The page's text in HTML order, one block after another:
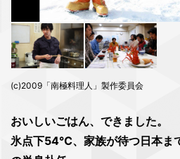
(c)2009「南極料理人」製作委員会
おいしいごはん、できました。
氷点下54℃、家族が待つ日本ま